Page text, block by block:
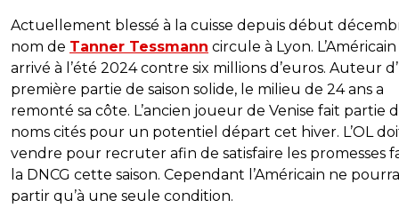
Actuellement blessé à la cuisse depuis début
nom de Tanner Tessmann circule à Lyon.
arrivé à l’été 2024 contre six millions d’euros. Auteur
première partie de saison solide, le milieu de 24 ans a
remonté sa côte. L’ancien joueur de Venise fait partie
noms cités pour un potentiel départ cet hiver. L’OL
vendre pour recruter afin de satisfaire les promesses
la DNCG cette saison. Cependant l’Américain ne
partir qu’à une seule condition.